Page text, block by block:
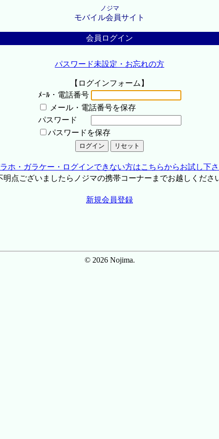
ノジマ
モバイル会員サイト
会員ログイン
パスワード未設定・お忘れの方
【ログインフォーム】
ﾒｰﾙ・電話番号
メール・電話番号を保存
パスワード
パスワードを保存
ホ・ガラケー・ログインできない方はこちらからお試し下
点ございましたらノジマの携帯コーナーまでお越しくださ
新規会員登録
© 2026 Nojima.